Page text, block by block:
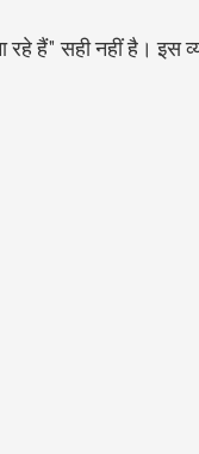
हैं" सही नहीं है। इस